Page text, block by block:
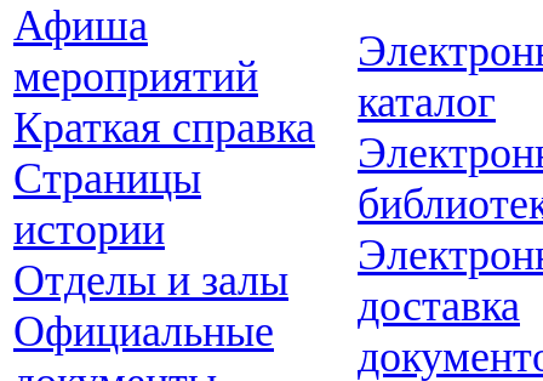
Афиша
мероприятий
Краткая справка
Страницы
истории
Отделы и залы
Официальные
каталог
доставка